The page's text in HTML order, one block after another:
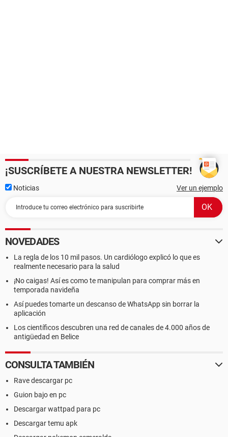
¡SUSCRÍBETE A NUESTRA NEWSLETTER!
Noticias Ver un ejemplo
NOVEDADES
La regla de los 10 mil pasos. Un cardiólogo explicó lo que es
realmente necesario para la salud
¡No caigas! Así es como te manipulan para comprar más en
temporada navideña
Así puedes tomarte un descanso de WhatsApp sin borrar la
aplicación
Los científicos descubren una red de canales de 4.000 años de
antigüedad en Belice
CONSULTA TAMBIÉN
Rave descargar pc
Guion bajo en pc
Descargar wattpad para pc
Descargar temu apk